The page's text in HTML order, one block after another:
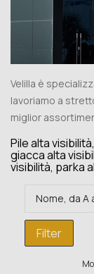
Velilla è
lavoriamo a
miglior
Pile alta
giacca alta
visibilità, parka
Nome, da A
Filter